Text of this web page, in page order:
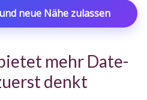
neue Nähe zulassen
mehr Date-
denkt